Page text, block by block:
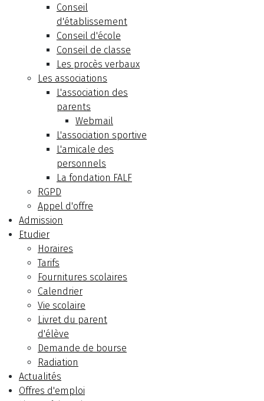
Conseil
d'établissement
Conseil d'école
Conseil de classe
Les procès verbaux
Les associations
L'association des
parents
Webmail
L'association sportive
L'amicale des
personnels
La fondation FALF
RGPD
Appel d'offre
Admission
Etudier
Horaires
Tarifs
Fournitures scolaires
Calendrier
Vie scolaire
Livret du parent
d'élève
Demande de bourse
Radiation
Actualités
Offres d'emploi